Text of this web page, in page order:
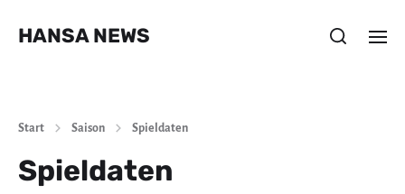
HANSA NEWS
Start Saison Spieldaten
Spieldaten